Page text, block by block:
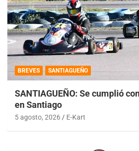
BREVES SANTIAGUEÑO
SANTIAGUEÑO: Se cumplió
en Santiago
5 agosto, 2026 E-Kart